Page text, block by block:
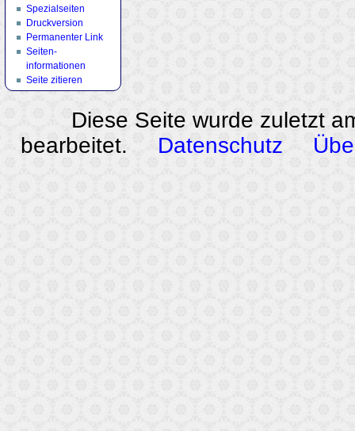
Spezialseiten
Druckversion
Permanenter Link
Seiten­
informationen
Seite zitieren
Diese Seite wurde zuletzt
bearbeitet.
Datenschutz